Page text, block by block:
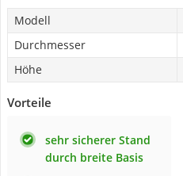
Modell
Durchmesser
Höhe
Vorteile
sehr sicherer Stand
durch breite Basis